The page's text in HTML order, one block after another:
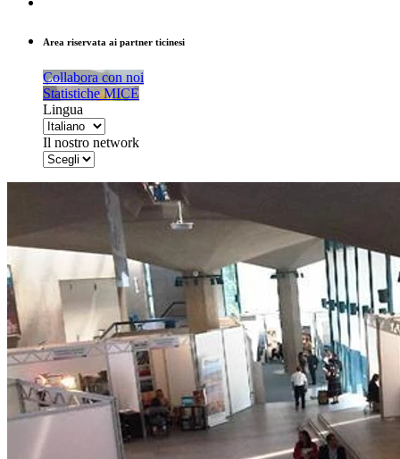
Area riservata ai partner ticinesi
Collabora con noi
Statistiche MICE
Lingua
Il nostro network